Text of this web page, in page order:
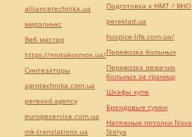
alliancetechnika.ua
миралинкс
Веб мастер
https://motokosmos.ua/
Синтезаторы
agrotechnika.com.ua
perevod.agency
europeservice.com.ua
mk-translations.ua
Подготовка к НМТ / ВНО
pereklad.ua
hospice-life.com.ua/
Перевозка больных
Перевозка лежачих
больных за границу
Шкафы купе
Брендовые сумки
Натяжные потолки Nova
Stelya